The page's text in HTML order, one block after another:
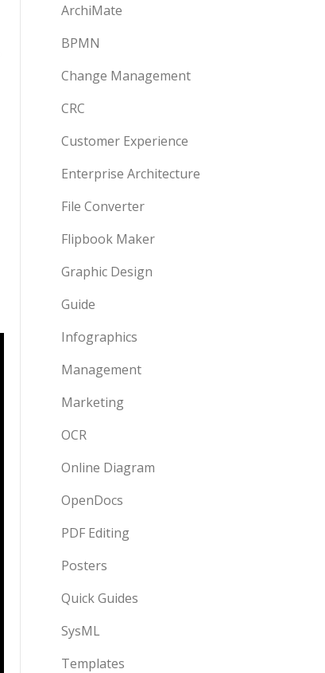
ArchiMate
BPMN
Change Management
CRC
Customer Experience
Enterprise Architecture
File Converter
Flipbook Maker
Graphic Design
Guide
Infographics
Management
Marketing
OCR
Online Diagram
OpenDocs
PDF Editing
Posters
Quick Guides
SysML
Templates